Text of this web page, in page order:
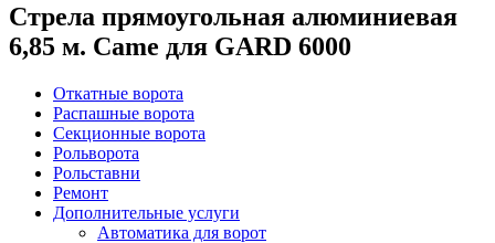
Стрела прямоугольная алюминиевая
6,85 м. Came для GARD 6000
Откатные ворота
Распашные ворота
Секционные ворота
Рольворота
Рольставни
Ремонт
Дополнительные услуги
Автоматика для ворот